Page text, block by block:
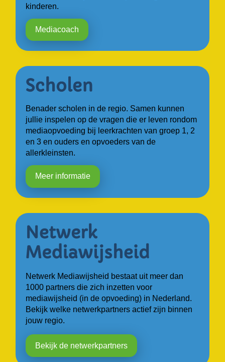
kinderen.
Mediacoach
Benader scholen in de regio. Samen kunnen
jullie inspelen op de vragen die er leven rondom
mediaopvoeding bij leerkrachten van groep 1, 2
en 3 en ouders en opvoeders van de
allerkleinsten.
Meer informatie
Netwerk Mediawijsheid bestaat uit meer dan
1000 partners die zich inzetten voor
mediawijsheid (in de opvoeding) in Nederland.
Bekijk welke netwerkpartners actief zijn binnen
jouw regio.
Bekijk de netwerkpartners